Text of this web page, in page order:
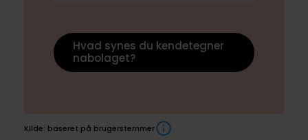
Hvad synes du kendetegner
nabolaget?
Kilde: baseret på brugerstemmer